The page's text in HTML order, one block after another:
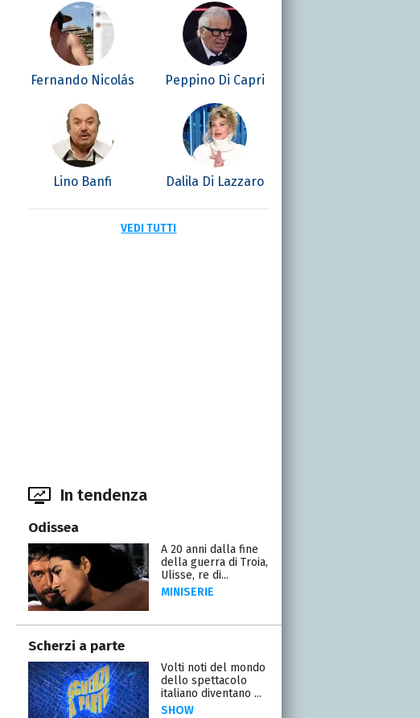
Fernando Nicolás Peppino Di Capri
Lino Banfi Dalila Di Lazzaro
VEDI TUTTI
In tendenza
Odissea
A 20 anni dalla fine
della guerra di Troia,
Ulisse, re di...
MINISERIE
Scherzi a parte
Volti noti del mondo
dello spettacolo
italiano diventano ...
SHOW